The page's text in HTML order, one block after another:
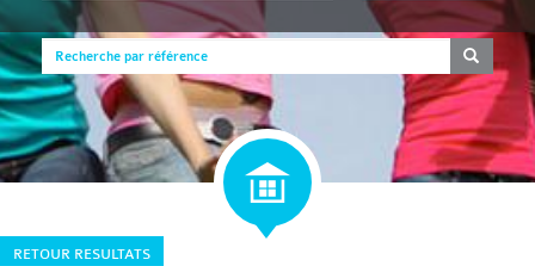
RETOUR RESULTATS